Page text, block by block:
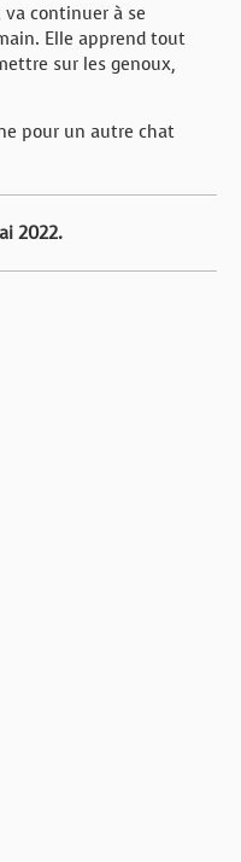
continuer à se
Elle apprend tout
sur les genoux,
pour un autre chat
2022.